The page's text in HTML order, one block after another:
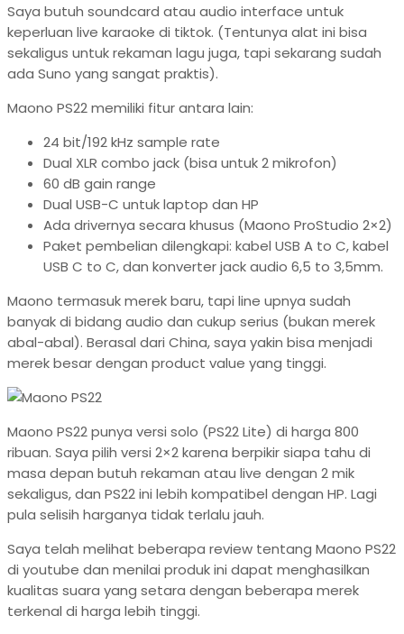
Saya butuh soundcard atau audio interface untuk
keperluan live karaoke di tiktok. (Tentunya alat ini bisa
sekaligus untuk rekaman lagu juga, tapi sekarang sudah
ada Suno yang sangat praktis).
Maono PS22 memiliki fitur antara lain:
24 bit/192 kHz sample rate
Dual XLR combo jack (bisa untuk 2 mikrofon)
60 dB gain range
Dual USB-C untuk laptop dan HP
Ada drivernya secara khusus (Maono ProStudio 2×2)
Paket pembelian dilengkapi: kabel USB A to C, kabel
USB C to C, dan konverter jack audio 6,5 to 3,5mm.
Maono termasuk merek baru, tapi line upnya sudah
banyak di bidang audio dan cukup serius (bukan merek
abal-abal). Berasal dari China, saya yakin bisa menjadi
merek besar dengan product value yang tinggi.
Maono PS22 punya versi solo (PS22 Lite) di harga 800
ribuan. Saya pilih versi 2×2 karena berpikir siapa tahu di
masa depan butuh rekaman atau live dengan 2 mik
sekaligus, dan PS22 ini lebih kompatibel dengan HP. Lagi
pula selisih harganya tidak terlalu jauh.
Saya telah melihat beberapa review tentang Maono PS22
di youtube dan menilai produk ini dapat menghasilkan
kualitas suara yang setara dengan beberapa merek
terkenal di harga lebih tinggi.